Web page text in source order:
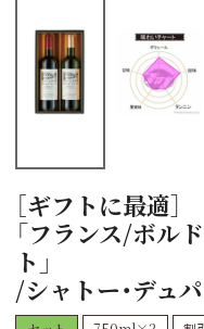
［ギフトに最適］
「フランス/ボル
ト」
/シャトー・デュ